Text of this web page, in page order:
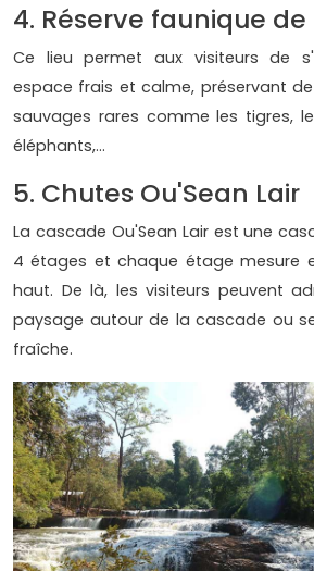
4. Réserve faunique
Ce lieu permet aux visiteurs de
espace frais et calme, préservant
sauvages rares comme les tigres,
éléphants,...
5. Chutes Ou'Sean Lair
La cascade Ou'Sean Lair est une
4 étages et chaque étage mesure
haut. De là, les visiteurs peuvent
paysage autour de la cascade ou
fraîche.